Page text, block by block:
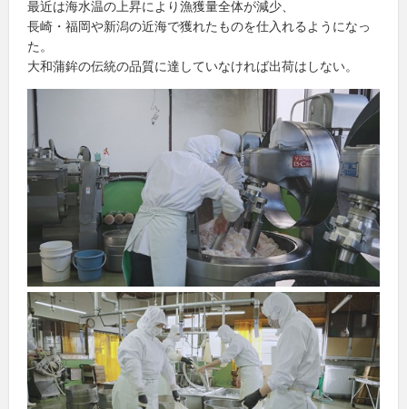
最近は海水温の上昇により漁獲量全体が減少、
長崎・福岡や新潟の近海で獲れたものを仕入れるようになっ
た。
大和蒲鉾の伝統の品質に達していなければ出荷はしない。